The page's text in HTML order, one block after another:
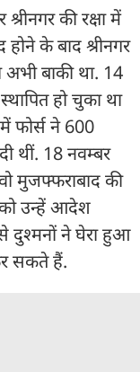
की रक्षा में
के बाद श्रीनगर
अभी बाकी था. 14
हो चुका था
फोर्स ने 600
थीं. 18 नवम्बर
मुजफ्फराबाद की
उन्हें आदेश
दुश्मनों ने घेरा हुआ
सकते हैं.